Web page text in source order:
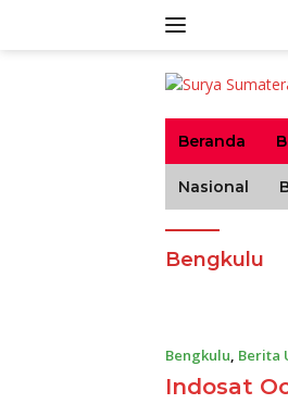
Beranda
Nasional
Bengkulu
Bengkulu, Berita
26/05/2025
Indosat